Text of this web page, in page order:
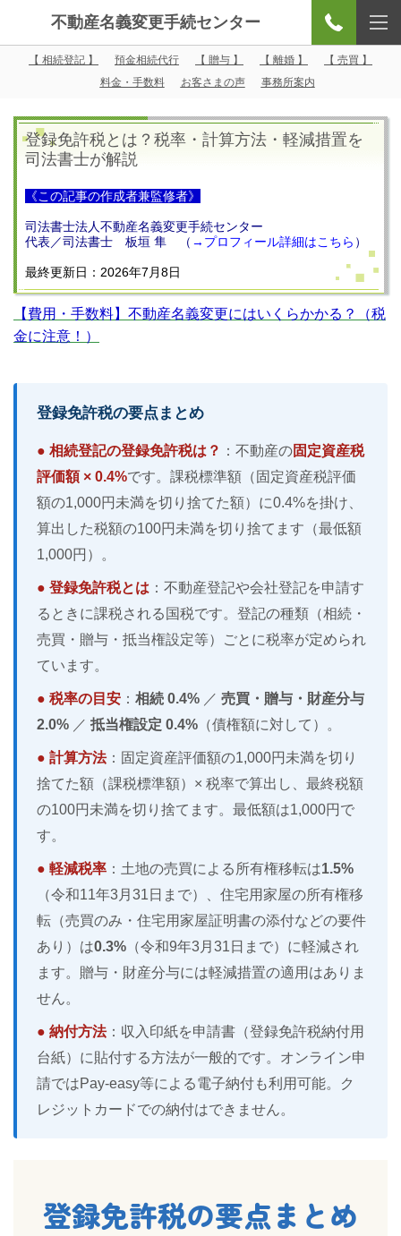
不動産名義変更手続センター
【 相続登記 】 預金相続代行 【 贈与 】 【 離婚 】
【 売買 】
料金・手数料
お客さまの声 事務所案内
登録免許税とは？税率・計算方法・軽減措置を
司法書士が解説
《この記事の作成者兼監修者》
司法書士法人不動産名義変更手続センター
代表／司法書士 板垣 隼 （ → プロフィール詳細はこちら ）
最終更新日：2026年7月8日
【費用・手数料】不動産名義変更にはいくらかかる？（税
金に注意！）
登録免許税の要点まとめ
● 相続登記の登録免許税は？ ：不動産の固定資産税
評価額 × 0.4%です。課税標準額（固定資産税評価
額の1,000円未満を切り捨てた額）に0.4%を掛け、
算出した税額の100円未満を切り捨てます（最低額
1,000円）。
● 登録免許税とは ：不動産登記や会社登記を申請す
るときに課税される国税です。登記の種類（相続・
売買・贈与・抵当権設定等）ごとに税率が定められ
ています。
● 税率の目安 ： 相続 0.4% ／ 売買・贈与・財産分与
2.0% ／ 抵当権設定 0.4% （債権額に対して）。
● 計算方法：固定資産評価額の1,000円未満を切り
捨てた額（課税標準額）× 税率で算出し、最終税額
の100円未満を切り捨てます。最低額は1,000円で
す。
● 軽減税率 ：土地の売買による所有権移転は1.5%
（令和11年3月31日まで）、住宅用家屋の所有権移
転（売買のみ・住宅用家屋証明書の添付などの要件
あり）は0.3% （令和9年3月31日まで）に軽減され
ます。贈与・財産分与には軽減措置の適用はありま
せん。
● 納付方法：収入印紙を申請書（登録免許税納付用
台紙）に貼付する方法が一般的です。オンライン申
請ではPay-easy等による電子納付も利用可能。ク
レジットカードでの納付はできません。
登録免許税の要点まとめ